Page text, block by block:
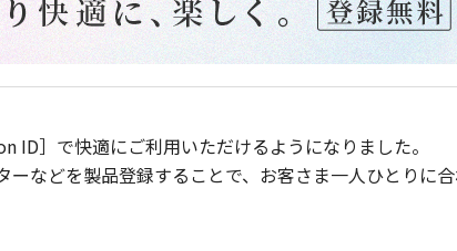
ID］で快適にご利用いただけるようになりました。
などを製品登録することで、お客さま一人ひとりに